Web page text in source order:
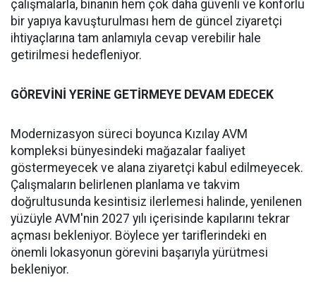
çalışmalarla, binanın hem çok daha güvenli ve konforlu
bir yapıya kavuşturulması hem de güncel ziyaretçi
ihtiyaçlarına tam anlamıyla cevap verebilir hale
getirilmesi hedefleniyor.
GÖREVİNİ YERİNE GETİRMEYE DEVAM EDECEK
Modernizasyon süreci boyunca Kızılay AVM
kompleksi bünyesindeki mağazalar faaliyet
göstermeyecek ve alana ziyaretçi kabul edilmeyecek.
Çalışmaların belirlenen planlama ve takvim
doğrultusunda kesintisiz ilerlemesi halinde, yenilenen
yüzüyle AVM'nin 2027 yılı içerisinde kapılarını tekrar
açması bekleniyor. Böylece yer tariflerindeki en
önemli lokasyonun görevini başarıyla yürütmesi
bekleniyor.